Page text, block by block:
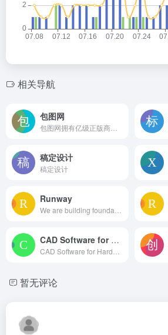
相关导航
包图网
稿定设计
稿定设计
Runway
CAD Software for Hardware Design
暂无评论